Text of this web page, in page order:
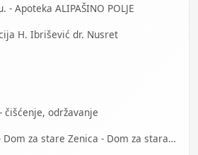
Apoteka ALIPAŠINO POLJE
H. Ibrišević dr. Nusret
čišćenje, održavanje
Starački dom Zenica - Dom za stare Zenica - Dom za stara lica Zenica